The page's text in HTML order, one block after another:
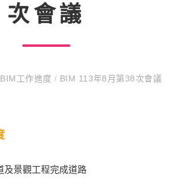
次會議
BIM工作進度 / BIM 113年8月第38次會議
及景觀工程完成道路